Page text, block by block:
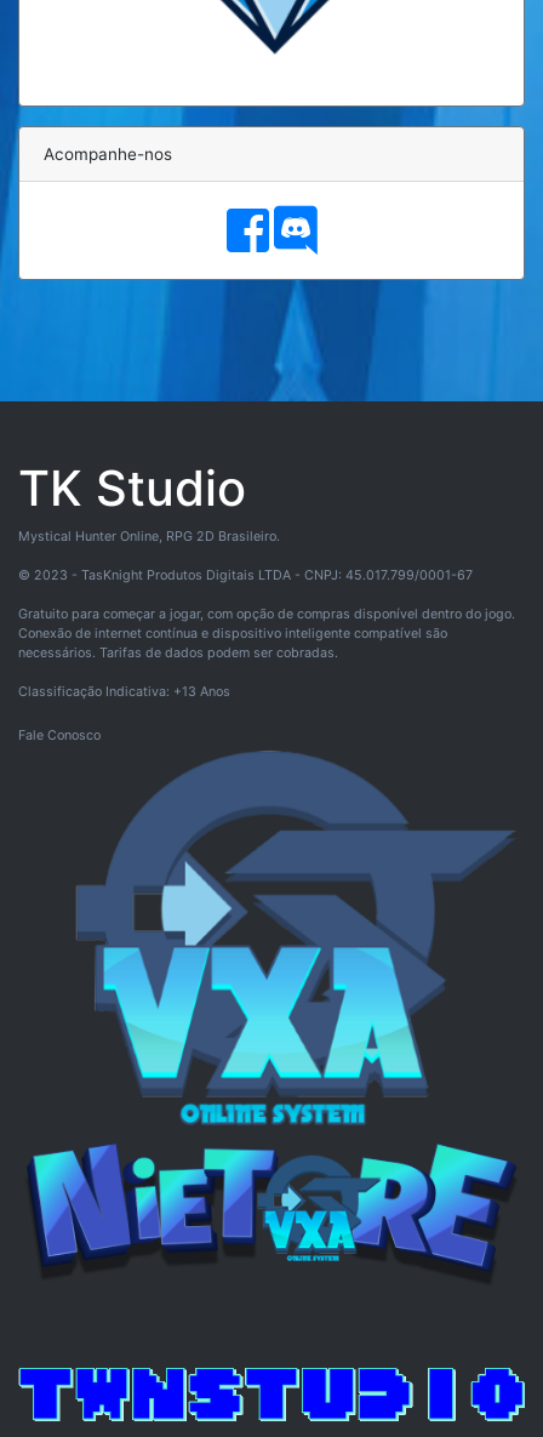
Acompanhe-nos
TK Studio
Mystical Hunter Online, RPG 2D Brasileiro.
© 2023 - TasKnight Produtos Digitais LTDA - CNPJ: 45.017.799/0001-67
Gratuito para começar a jogar, com opção de compras disponível dentro do jogo.
Conexão de internet contínua e dispositivo inteligente compatível são
necessários. Tarifas de dados podem ser cobradas.
Classificação Indicativa: +13 Anos
Fale Conosco